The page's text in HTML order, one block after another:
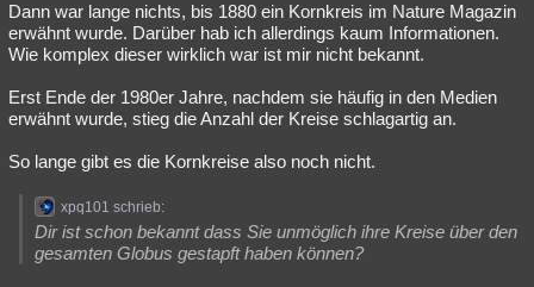
Dann war lange nichts, bis 1880 ein Kornkreis im Nature Magazin
erwähnt wurde. Darüber hab ich allerdings kaum Informationen.
Wie komplex dieser wirklich war ist mir nicht bekannt.
Erst Ende der 1980er Jahre, nachdem sie häufig in den Medien
erwähnt wurde, stieg die Anzahl der Kreise schlagartig an.
So lange gibt es die Kornkreise also noch nicht.
xpq101 schrieb:
Dir ist schon bekannt dass Sie unmöglich ihre Kreise über den
gesamten Globus gestapft haben können?